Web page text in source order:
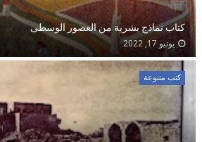
كتاب نماذج بشرية من العصور الوسطى
يونيو 17, 2022
كتب متنوعة